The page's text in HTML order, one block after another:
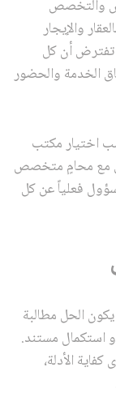
والتخصص
والإيجار
تفترض أن كل
الخدمة والحضور
اختيار مكتب
مع محامٍ متخصص
فعلياً عن كل
الحل مطالبة
استكمال مستند.
الأدلة،